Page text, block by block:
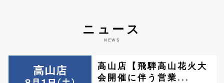
ニュース
NEWS
高山店【飛騨高山花火大
会開催に伴う営業...